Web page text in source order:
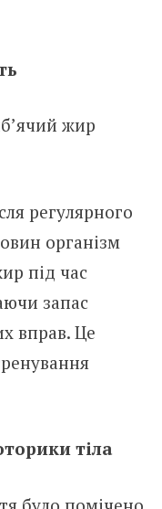
жир
регулярного
організм
під час
запас
вправ. Це
тіла